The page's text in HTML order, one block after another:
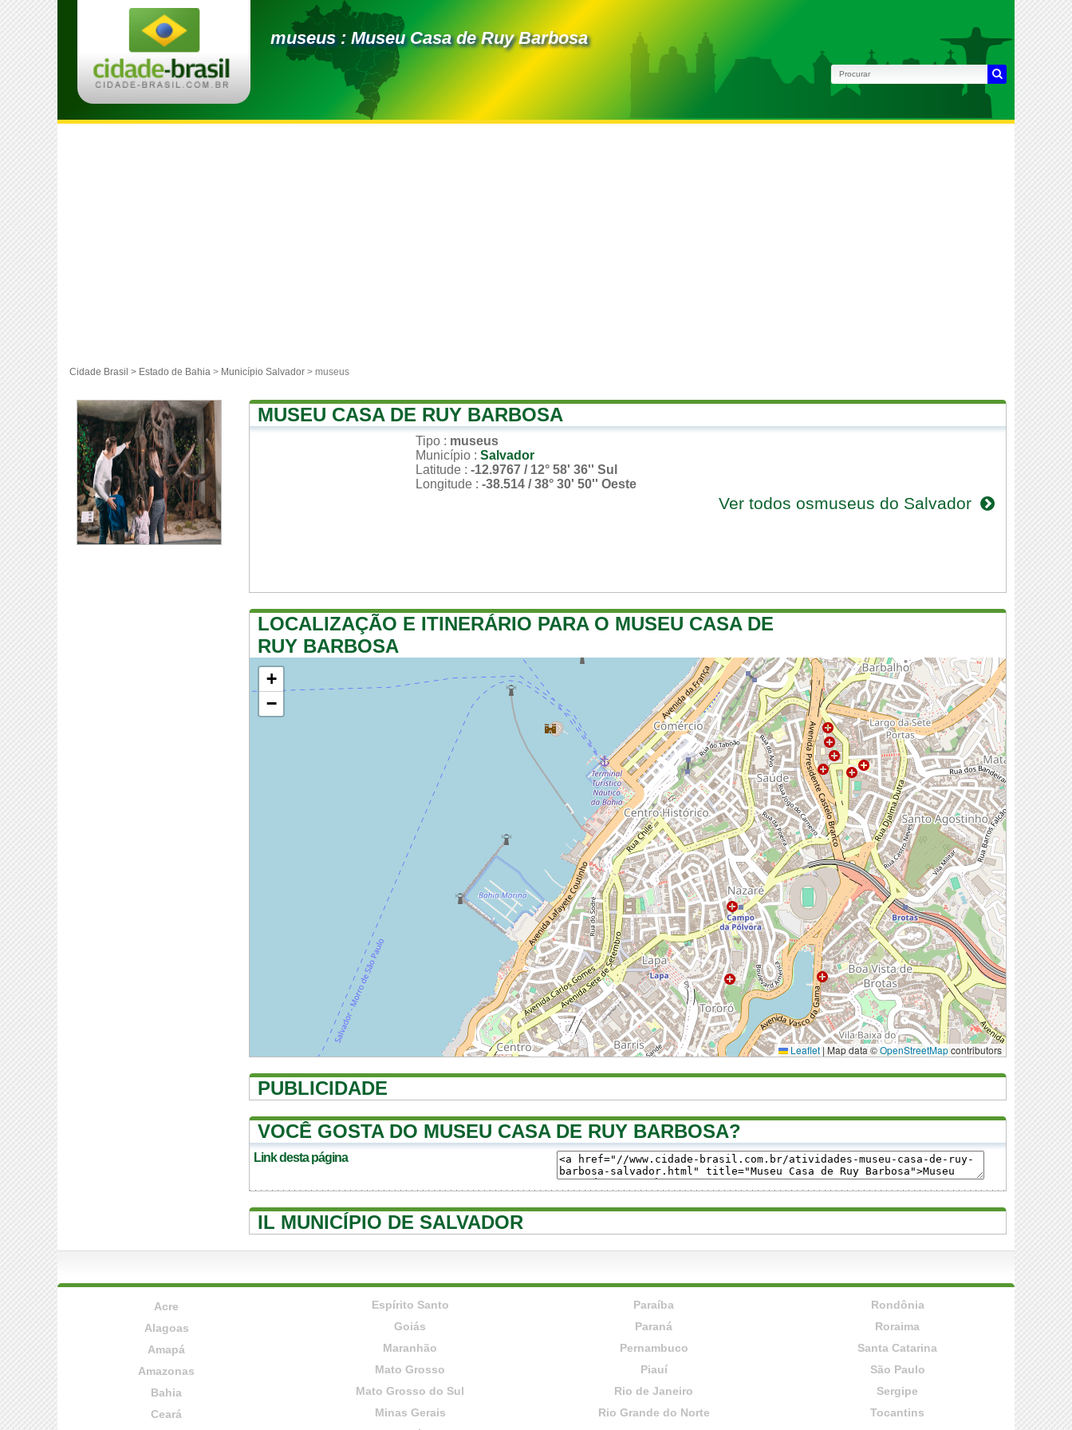
museus : Museu Casa de Ruy Barbosa
Cidade Brasil > Estado de Bahia > Município Salvador > museus
MUSEU CASA DE RUY BARBOSA
Tipo : museus
Município : Salvador
Latitude : -12.9767 / 12° 58' 36'' Sul
Longitude : -38.514 / 38° 30' 50'' Oeste
Ver todos osmuseus do Salvador
LOCALIZAÇÃO E ITINERÁRIO PARA O MUSEU CASA DE
RUY BARBOSA
+
−
Leaflet | Map data ©OpenStreetMapcontributors
PUBLICIDADE
VOCÊ GOSTA DO MUSEU CASA DE RUY BARBOSA?
Link desta página
IL MUNICÍPIO DE SALVADOR
Acre
Alagoas
Amapá
Amazonas
Bahia
Ceará
Espírito Santo
Goiás
Maranhão
Mato Grosso
Mato Grosso do Sul
Minas Gerais
Paraíba
Paraná
Pernambuco
Piauí
Rio de Janeiro
Rio Grande do Norte
Rondônia
Roraima
Santa Catarina
São Paulo
Sergipe
Tocantins